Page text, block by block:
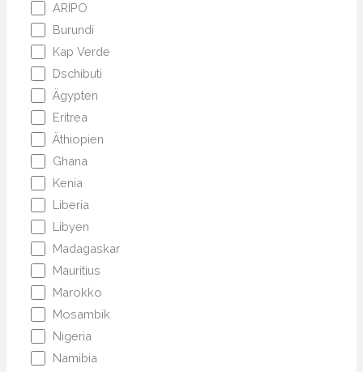
ARIPO
Burundi
Kap Verde
Dschibuti
Ägypten
Eritrea
Äthiopien
Ghana
Kenia
Liberia
Libyen
Madagaskar
Mauritius
Marokko
Mosambik
Nigeria
Namibia